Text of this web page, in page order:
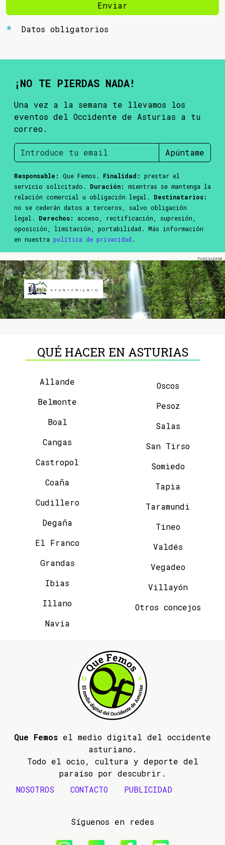
Enviar
Datos obligatorios
¡NO TE PIERDAS NADA!
Una vez a la semana te llevamos los
eventos del Occidente de Asturias a tu
correo.
Apúntame
Responsable: Que Femos. Finalidad:
prestar el
servicio solicitado. Duración:
mientras se mantenga la
relación comercial u obligación legal. Destinatarios:
no se cederán datos a terceros, salvo obligación
legal. Derechos:
acceso, rectificación, supresión,
oposición, limitación, portabilidad. Más información
en nuestra política de privacidad .
QUÉ HACER EN ASTURIAS
Allande
Belmonte
Boal
Cangas
Castropol
Coaña
Cudillero
Degaña
El Franco
Grandas
Ibias
Illano
Navia
Oscos
Pesoz
Salas
San Tirso
Somiedo
Tapia
Taramundi
Tineo
Valdés
Vegadeo
Villayón
Otros concejos
Que Femos el medio digital del occidente
asturiano.
Todo el ocio, cultura y deporte del
paraíso por descubrir.
NOSOTROS
CONTACTO PUBLICIDAD
Síguenos en redes